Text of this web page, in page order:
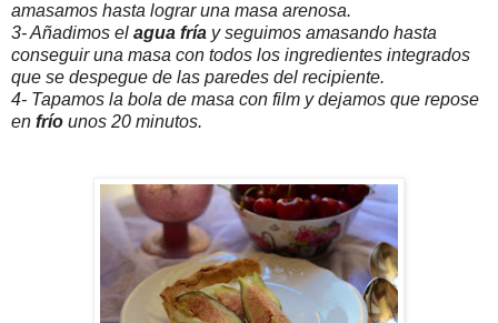
amasamos hasta lograr una masa arenosa.
3- Añadimos el agua fría y seguimos amasando hasta
conseguir una masa con todos los ingredientes integrados
que se despegue de las paredes del recipiente.
4- Tapamos la bola de masa con film y dejamos que repose
en frío unos 20 minutos.